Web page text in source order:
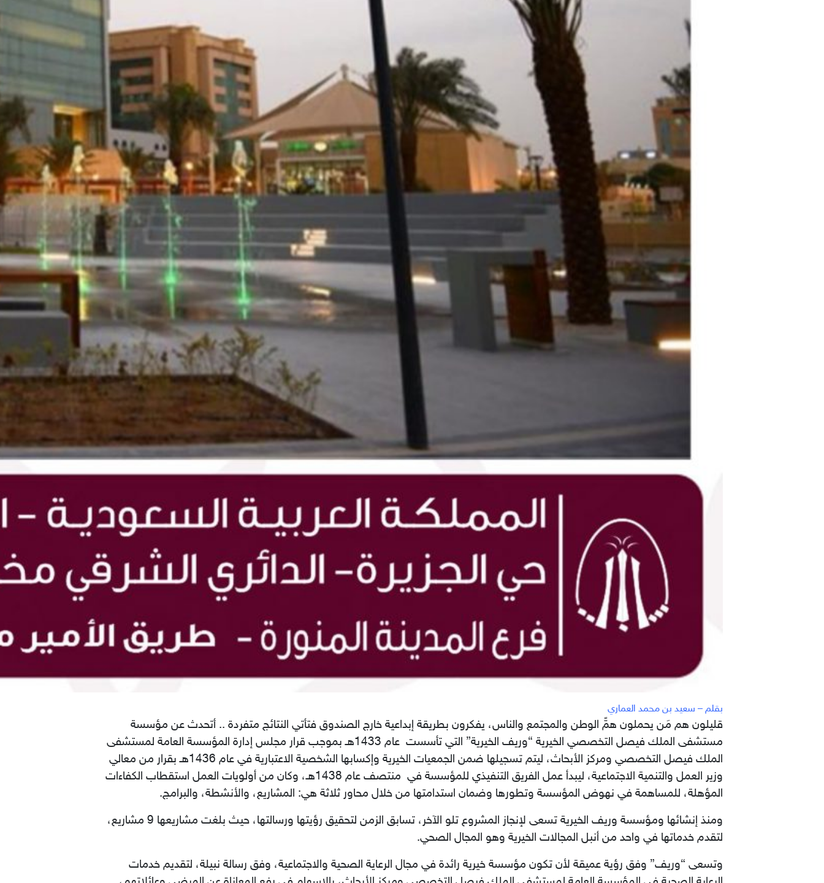
بقلم – سعيد بن محمد العماري
قليلون هم مَن يحملون همًّ الوطن والمجتمع والناس، يفكرون بطريقة إبداعية ‏خارج الصندوق ‏فتأتي النتائج متفردة .. أتحدث عن مؤسسة
‎الملك‏‏‎ ‎فيصل التخصصي ومركز الأبحاث، ‏‎‎ليتم تسجيلها ضمن ‏‎الجمعيات ‏‎‎الخيرية‏‏‎ ‎‎‎وإكسابها‏‏‎ ‎الشخصية‏‏‎ ‎الاعتبارية في‏‏‎ ‎عام‏‏‎ ‎‏1436هـ بقرار من معالي
وزير ‏العمل والتنمية الاجتماعية، ليبدأ عمل الفريق التنفيذي للمؤسسة في ‏‏‎ ‎منتصف‏‏‎ ‎عام‏‏‎ ‎‎‎‏1438هـ، ‏وكان من‏‎ ‎أولويات العمل استقطاب الكفاءات
المؤهلة، للمساهمة في نهوض المؤسسة ‏وتطورها وضمان استدامتها من خلال محاور ثلاثة هي: المشاريع، والأنشطة، والبرامج. ‏
ومنذ‏‏‎ ‎إنشائها ومؤسسة وريف الخيرية تسعى لإنجاز المشروع تلو الآخر، تسابق الزمن لتحقيق ‏رؤيتها ورسالتها، حيث بلغت مشاريعها 9 مشاريع،
‏لتقدم خدماتها في واحد من أنبل المجالات ‏الخيرية وهو المجال الصحي. ‏
وتسعى “وريف” وفق رؤية عميقة لأن تكون مؤسسة خيرية رائدة في مجال الرعاية الصحية ‏والاجتماعية، وفق رسالة نبيلة، لتقديم خدمات